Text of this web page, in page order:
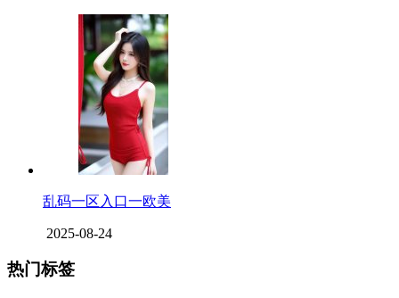
乱码一区入口一欧美
2025-08-24
热门标签